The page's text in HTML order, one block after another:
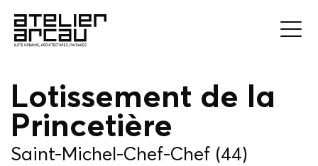
Lotissement de la
Princetière
Saint-Michel-Chef-Chef (44)